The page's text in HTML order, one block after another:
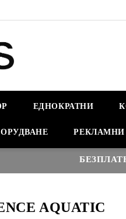
ЕДНОКРАТНИ
РЕКЛАМНИ
AQUATIC